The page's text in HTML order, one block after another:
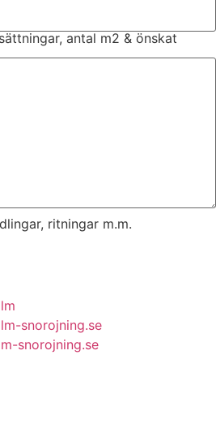
antal m2 & önskat
ritningar m.m.
snorojning.se
snorojning.se